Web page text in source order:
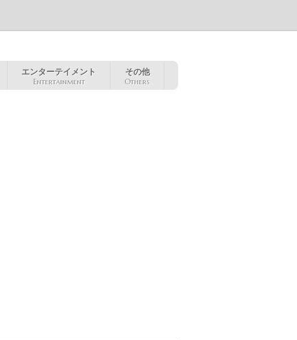
エンターテイメント
Entertainment
その他
Others